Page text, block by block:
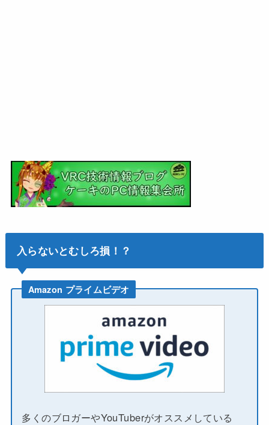
入らないとむしろ損！？
Amazon プライムビデオ
多くのブロガーやYouTuberがオススメしている